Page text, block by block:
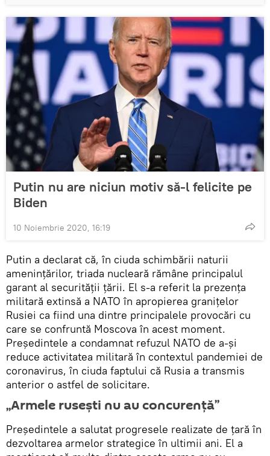
Putin nu are niciun motiv să-l felicite pe
Biden
10 Noiembrie 2020, 16:19
Putin a declarat că, în ciuda schimbării naturii
amenințărilor, triada nucleară rămâne principalul
garant al securității țării. El s-a referit la prezența
militară extinsă a NATO în apropierea granițelor
Rusiei ca fiind una dintre principalele provocări cu
care se confruntă Moscova în acest moment.
Președintele a condamnat refuzul NATO de a-și
reduce activitatea militară în contextul pandemiei de
coronavirus, în ciuda faptului că Rusia a transmis
anterior o astfel de solicitare.
„Armele rusești nu au concurență”
Președintele a salutat progresele realizate de țară în
dezvoltarea armelor strategice în ultimii ani. El a